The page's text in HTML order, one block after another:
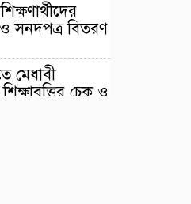
সনদপত্র বিতরণ
মেধাবী
শিক্ষাবৃত্তির চেক ও